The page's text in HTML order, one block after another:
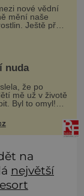
nové vědní
mění naše
Ještě před
rostliny
a pasivní
nuda
že po
mě už v životě
Byl to omyl!
o
víkend nechal
Tobiáš
na
největší